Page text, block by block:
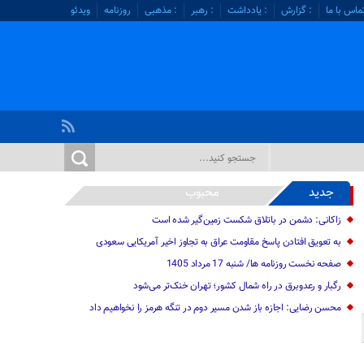
با ما : گزارش : یادداشت : رهبر : مذهبی روزنامه ویدئو
جدید محبوب
زاکانی: دشمن در باتلاق شکست زمین‌گیر شده است
به تعویق افتادن پاسخ مقاومت عراق به تجاوز اخیر آمریکایی سعودی
صفحه نخست روزنامه ها/ شنبه 17 مرداد 1405
رگبار و رعدوبرق در راه شمال کشور؛ تهران خنک‌تر می‌شود
محسن رضایی: اجازه باز شدن مسیر دوم در تنگه هرمز را نخواهیم داد